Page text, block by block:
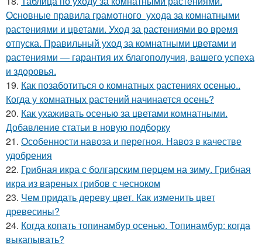
Основные правила грамотного ухода за комнатными
растениями и цветами. Уход за растениями во время
отпуска. Правильный уход за комнатными цветами и
растениями — гарантия их благополучия, вашего успеха
и здоровья.
19. Как позаботиться о комнатных растениях осенью..
Когда у комнатных растений начинается осень?
20. Как ухаживать осенью за цветами комнатными.
Добавление статьи в новую подборку
21. Особенности навоза и перегноя. Навоз в качестве
удобрения
22. Грибная икра с болгарским перцем на зиму. Грибная
икра из вареных грибов с чесноком
23. Чем придать дереву цвет. Как изменить цвет
древесины?
24. Когда копать топинамбур осенью. Топинамбур: когда
выкапывать?